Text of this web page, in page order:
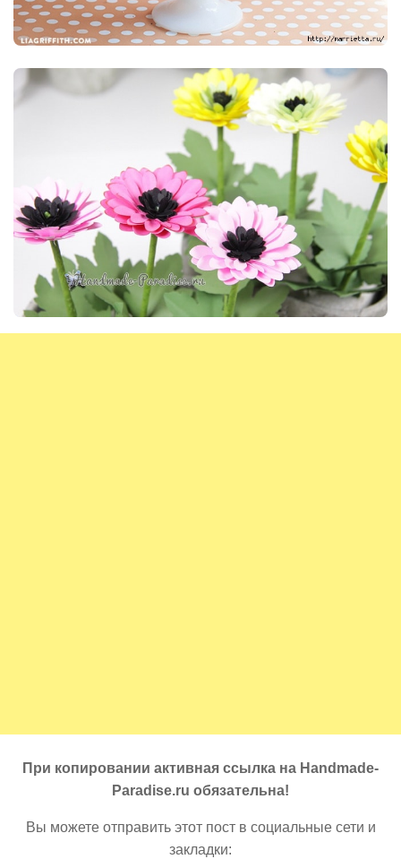
При копировании активная ссылка на Handmade-
Paradise.ru обязательна!
Вы можете отправить этот пост в социальные сети и
закладки: